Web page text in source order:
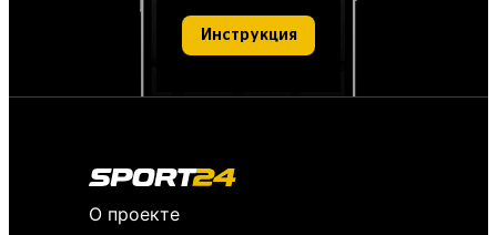
Инструкция
О проекте